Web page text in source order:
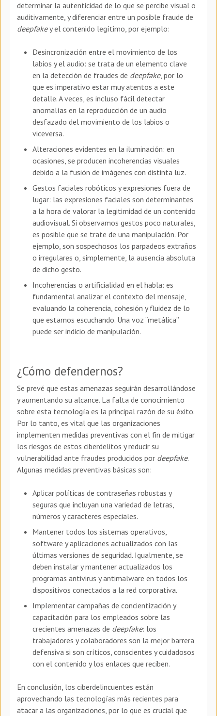
determinar la autenticidad de lo que se percibe visual o
auditivamente, y diferenciar entre un posible fraude de
deepfakey el contenido legítimo, por ejemplo:
Desincronización entre el movimiento de los
labios y el audio: se trata de un elemento clave
en la detección de fraudes de deepfake, por lo
que es imperativo estar muy atentos a este
detalle. A veces, es incluso fácil detectar
anomalías en la reproducción de un audio
desfazado del movimiento de los labios o
viceversa.
Alteraciones evidentes en la iluminación: en
ocasiones, se producen incoherencias visuales
debido a la fusión de imágenes con distinta luz.
Gestos faciales robóticos y expresiones fuera de
lugar: las expresiones faciales son determinantes
a la hora de valorar la legitimidad de un contenido
audiovisual. Si observamos gestos poco naturales,
es posible que se trate de una manipulación. Por
ejemplo, son sospechosos los parpadeos extraños
o irregulares o, simplemente, la ausencia absoluta
de dicho gesto.
Incoherencias o artificialidad en el habla: es
fundamental analizar el contexto del mensaje,
evaluando la coherencia, cohesión y fluidez de lo
que estamos escuchando. Una voz “metálica”
puede ser indicio de manipulación.
¿Cómo defendernos?
Se prevé que estas amenazas seguirán desarrollándose
y aumentando su alcance. La falta de conocimiento
sobre esta tecnología es la principal razón de su éxito.
Por lo tanto, es vital que las organizaciones
implementen medidas preventivas con el fin de mitigar
los riesgos de estos ciberdelitos y reducir su
vulnerabilidad ante fraudes producidos por deepfake.
Algunas medidas preventivas básicas son:
Aplicar políticas de contraseñas robustas y
seguras que incluyan una variedad de letras,
números y caracteres especiales.
Mantener todos los sistemas operativos,
software y aplicaciones actualizados con las
últimas versiones de seguridad. Igualmente, se
deben instalar y mantener actualizados los
programas antivirus y antimalware en todos los
dispositivos conectados a la red corporativa.
Implementar campañas de concientización y
capacitación para los empleados sobre las
crecientes amenazas de deepfake: los
trabajadores y colaboradores son la mejor barrera
defensiva si son críticos, conscientes y cuidadosos
con el contenido y los enlaces que reciben.
En conclusión, los ciberdelincuentes están
aprovechando las tecnologías más recientes para
atacar a las organizaciones, por lo que es crucial que